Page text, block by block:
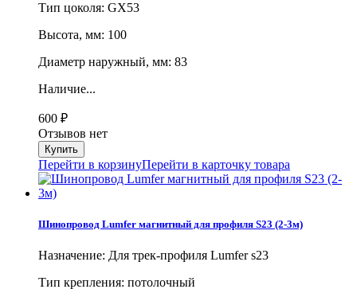
Тип цоколя: GX53
Высота, мм: 100
Диаметр наружный, мм: 83
Наличие...
600 ₽
Отзывов нет
Перейти в корзинуПерейти в карточку товара
Шинопровод Lumfer магнитный для профиля S23 (2-3м)
Назначение: Для трек-профиля Lumfer s23
Тип крепления: потолочный